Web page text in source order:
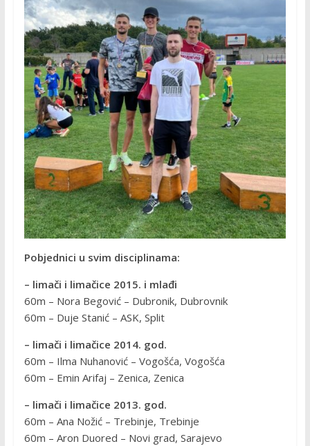
Pobjednici u svim disciplinama:
– limači i limačice 2015. i mlađi
60m – Nora Begović – Dubronik, Dubrovnik
60m – Duje Stanić – ASK, Split
– limači i limačice 2014. god.
60m – Ilma Nuhanović – Vogošća, Vogošća
60m – Emin Arifaj – Zenica, Zenica
– limači i limačice 2013. god.
60m – Ana Nožić – Trebinje, Trebinje
60m – Aron Duored – Novi grad, Sarajevo